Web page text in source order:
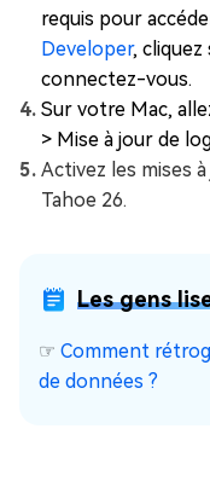
requis pour
Developer,
connectez-vous.
Sur votre Mac,
> Mise à jour de
Activez les mises
Tahoe 26.
Les gens
☞ Comment
de données ?